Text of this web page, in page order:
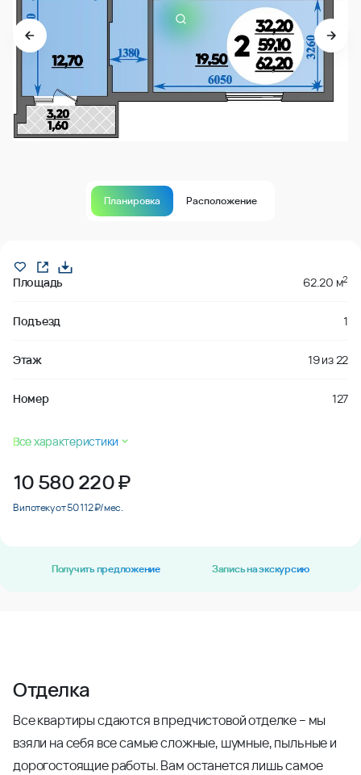
Планировка Расположение
Площадь 62.20 м2
Подъезд 1
Этаж 19из22
Номер 127
Все характеристики
10 580 220₽
В ипотеку от 50 112 ₽/мес.
Получить предложение Запись на экскурсию
Отделка
Все квартиры сдаются в предчистовой отделке – мы
взяли на себя все самые сложные, шумные, пыльные и
дорогостоящие работы. Вам останется лишь самое